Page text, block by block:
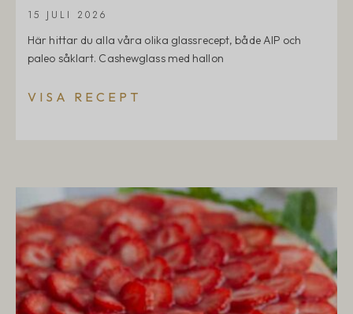
15 JULI 2026
Här hittar du alla våra olika glassrecept, både AIP och
paleo såklart. Cashewglass med hallon
VISA RECEPT